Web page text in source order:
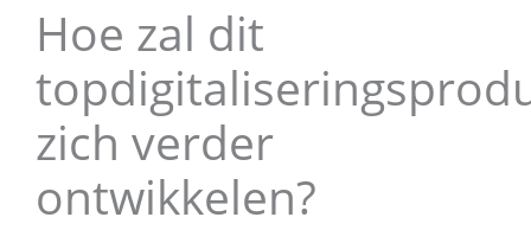
Hoe zal dit
zich verder
ontwikkelen?